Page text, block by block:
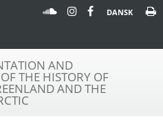
DANSK
AND
THE HISTORY OF
AND THE